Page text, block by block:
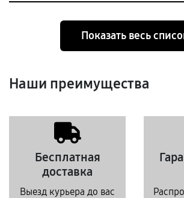
Показать весь
Наши преимущества
Бесплатная
доставка
Выезд курьера до вас